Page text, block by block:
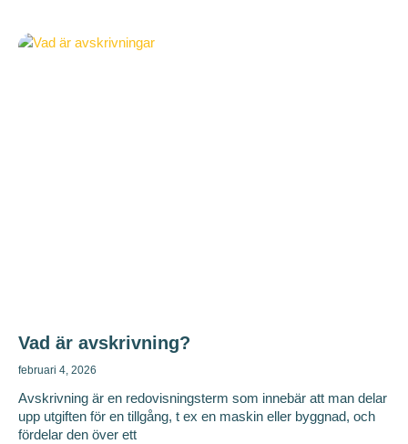
Vad är avskrivning?
februari 4, 2026
Avskrivning är en redovisningsterm som innebär att man delar
upp utgiften för en tillgång, t ex en maskin eller byggnad, och
fördelar den över ett